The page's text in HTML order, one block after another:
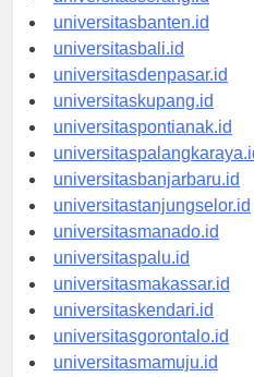
universitasserang.id
universitasbanten.id
universitasbali.id
universitasdenpasar.id
universitaskupang.id
universitaspontianak.id
universitaspalangkaraya.id
universitasbanjarbaru.id
universitastanjungselor.id
universitasmanado.id
universitaspalu.id
universitasmakassar.id
universitaskendari.id
universitasgorontalo.id